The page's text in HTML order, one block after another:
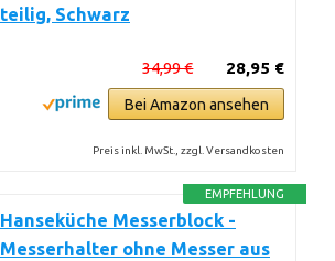
teilig, Schwarz
28,95 €
34,99 €
Bei Amazon ansehen
Preis inkl. MwSt., zzgl. Versandkosten
EMPFEHLUNG
Hanseküche Messerblock -
Messerhalter ohne Messer aus